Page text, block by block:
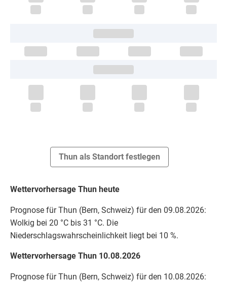
Thun als Standort festlegen
Wettervorhersage Thun heute
Prognose für Thun (Bern, Schweiz) für den 09.08.2026:
Wolkig bei 20 °C bis 31 °C. Die
Niederschlagswahrscheinlichkeit liegt bei 10 %.
Wettervorhersage Thun 10.08.2026
Prognose für Thun (Bern, Schweiz) für den 10.08.2026: